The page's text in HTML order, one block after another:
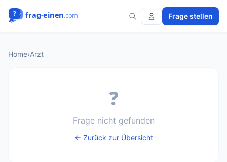
Frage stellen
Home›Arzt
❓
Frage nicht gefunden
← Zurück zur Übersicht